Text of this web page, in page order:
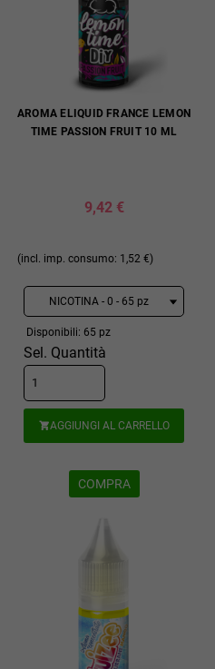
AROMA ELIQUID FRANCE LEMON
TIME PASSION FRUIT 10 ML
9,42 €
(incl. imp. consumo: 1,52 €)
Disponibili: 65 pz
Sel. Quantità
AGGIUNGI AL CARRELLO
COMPRA